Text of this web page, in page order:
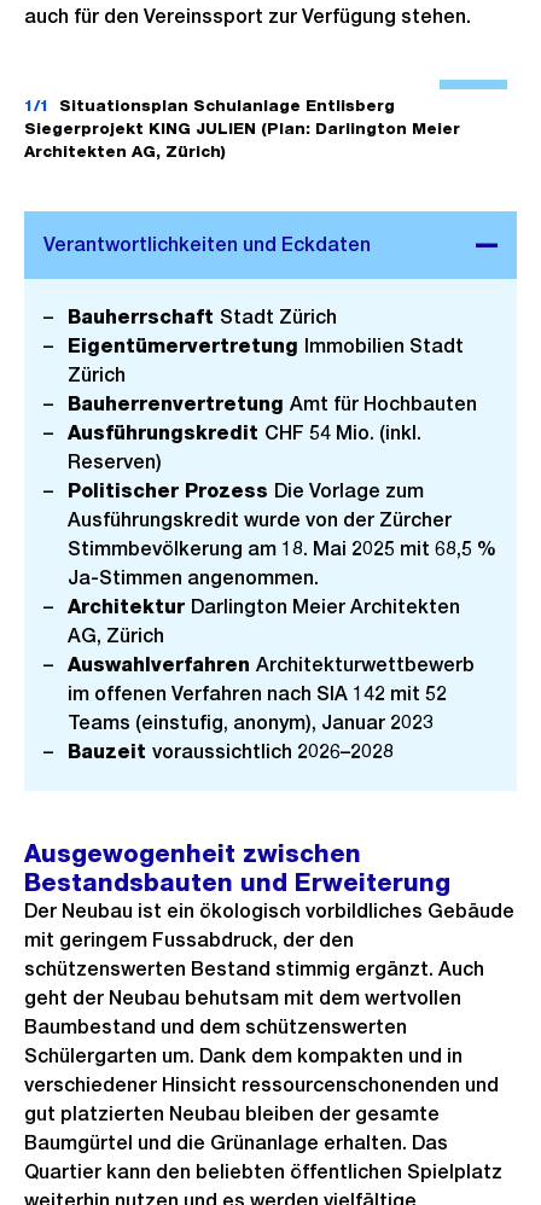
auch für den Vereinssport zur Verfügung stehen.
s
t
1/1
Situationsplan Schulanlage Entlisberg
Siegerprojekt KING JULIEN (Plan: Darlington Meier
Architekten AG, Zürich)
Bauherrschaft Stadt Zürich
Eigentümervertretung Immobilien Stadt
Zürich
Bauherrenvertretung Amt für Hochbauten
Ausführungskredit CHF 54 Mio. (inkl.
Reserven)
Politischer Prozess Die Vorlage zum
Ausführungskredit wurde von der Zürcher
Stimmbevölkerung am 18. Mai 2025 mit 68,5 %
Ja-Stimmen angenommen.
Architektur Darlington Meier Architekten
AG, Zürich
Auswahlverfahren Architekturwettbewerb
im offenen Verfahren nach SIA 142 mit 52
Teams (einstufig, anonym), Januar 2023
Bauzeit voraussichtlich 2026–2028
Ausgewogenheit zwischen
Bestandsbauten und Erweiterung
Der Neubau ist ein ökologisch vorbildliches Gebäude
mit geringem Fussabdruck, der den
schützenswerten Bestand stimmig ergänzt. Auch
geht der Neubau behutsam mit dem wertvollen
Baumbestand und dem schützenswerten
Schülergarten um. Dank dem kompakten und in
verschiedener Hinsicht ressourcenschonenden und
gut platzierten Neubau bleiben der gesamte
Baumgürtel und die Grünanlage erhalten. Das
Quartier kann den beliebten öffentlichen Spielplatz